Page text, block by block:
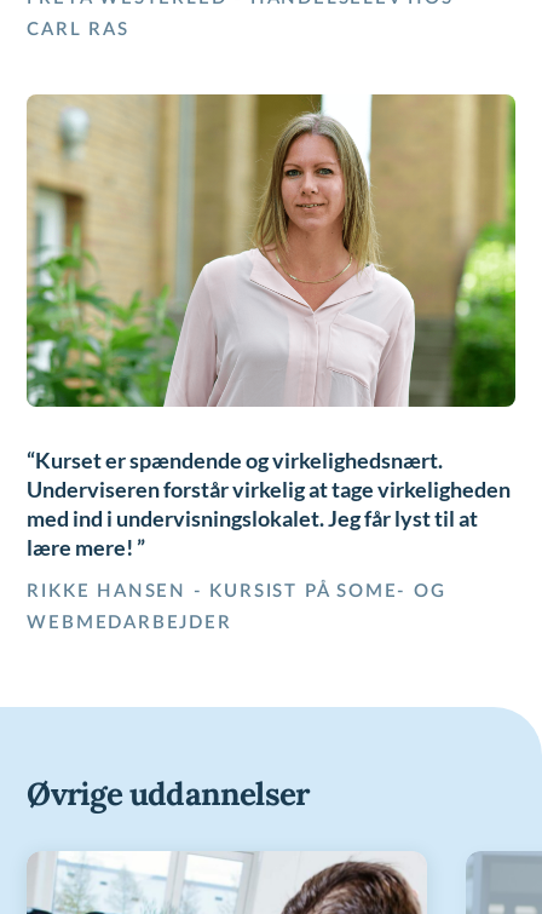
CARL RAS
Kurset er spændende og virkelighedsnært.
Underviseren forstår virkelig at tage virkeligheden
med ind i undervisningslokalet. Jeg får lyst til at
lære mere!
RIKKE HANSEN - KURSIST PÅ SOME- OG
WEBMEDARBEJDER
Øvrige uddannelser